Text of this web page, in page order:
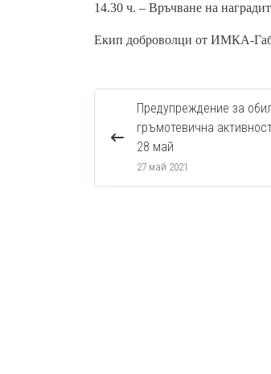
14.30 ч. – Връчване на
Екип доброволци от ИМКА-
Предупреждение за
гръмотевична
28 май
27 май 2021